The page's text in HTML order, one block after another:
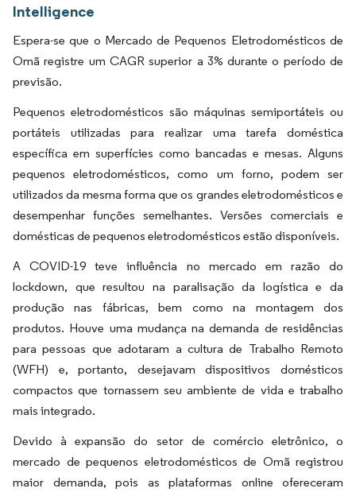
Intelligence
Espera-se que o Mercado de Pequenos Eletrodomésticos de
Omã registre um CAGR superior a 3% durante o período de
previsão.
Pequenos eletrodomésticos são máquinas semiportáteis ou
portáteis utilizadas para realizar uma tarefa doméstica
específica em superfícies como bancadas e mesas. Alguns
pequenos eletrodomésticos, como um forno, podem ser
utilizados da mesma forma que os grandes eletrodomésticos e
desempenhar funções semelhantes. Versões comerciais e
domésticas de pequenos eletrodomésticos estão disponíveis.
A COVID-19 teve influência no mercado em razão do
lockdown, que resultou na paralisação da logística e da
produção nas fábricas, bem como na montagem dos
produtos. Houve uma mudança na demanda de residências
para pessoas que adotaram a cultura de Trabalho Remoto
(WFH) e, portanto, desejavam dispositivos domésticos
compactos que tornassem seu ambiente de vida e trabalho
mais integrado.
Devido à expansão do setor de comércio eletrônico, o
mercado de pequenos eletrodomésticos de Omã registrou
maior demanda, pois as plataformas online ofereceram